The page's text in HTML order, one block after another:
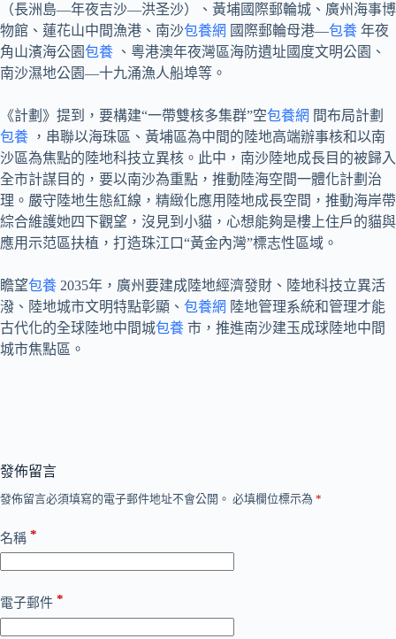
（長洲島—年夜吉沙—洪圣沙）、黃埔國際郵輪城、廣州海事博
物館、蓮花山中間漁港、南沙包養網 國際郵輪母港—包養 年夜
角山濱海公園包養 、粵港澳年夜灣區海防遺址國度文明公園、
南沙濕地公園—十九涌漁人船埠等。
《計劃》提到，要構建“一帶雙核多集群”空包養網 間布局計劃
包養 ，串聯以海珠區、黃埔區為中間的陸地高端辦事核和以南
沙區為焦點的陸地科技立異核。此中，南沙陸地成長目的被歸入
全市計謀目的，要以南沙為重點，推動陸海空間一體化計劃治
理。嚴守陸地生態紅線，精緻化應用陸地成長空間，推動海岸帶
綜合維護她四下觀望，沒見到小貓，心想能夠是樓上住戶的貓與
應用示范區扶植，打造珠江口“黃金內灣”標志性區域。
瞻望包養 2035年，廣州要建成陸地經濟發財、陸地科技立異活
潑、陸地城市文明特點彰顯、 包養網 陸地管理系統和管理才能
古代化的全球陸地中間城包養 市，推進南沙建玉成球陸地中間
城市焦點區。
發佈留言
發佈留言必須填寫的電子郵件地址不會公開。 必填欄位標示為 *
名稱 *
電子郵件 *